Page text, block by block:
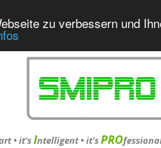
zu verbessern und
•it'sIntelligent•it'sPRO